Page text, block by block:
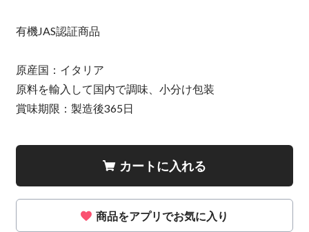
有機JAS認証商品
原産国：イタリア
原料を輸入して国内で調味、小分け包装
賞味期限：製造後365日
カートに入れる
商品をアプリでお気に入り